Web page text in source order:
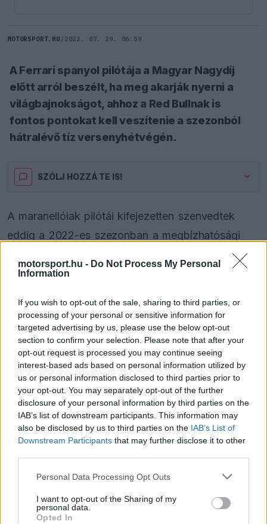
motorsport.hu - Do Not Process My Personal
Information
If you wish to opt-out of the sale, sharing to third parties, or
processing of your personal or sensitive information for
targeted advertising by us, please use the below opt-out
section to confirm your selection. Please note that after your
opt-out request is processed you may continue seeing
interest-based ads based on personal information utilized by
us or personal information disclosed to third parties prior to
your opt-out. You may separately opt-out of the further
disclosure of your personal information by third parties on the
IAB’s list of downstream participants. This information may
also be disclosed by us to third parties on the IAB’s List of
Downstream Participants that may further disclose it to other
Please note that this website/app uses one or more Google
not limited to your visit or usage behaviour. You may click to
grant or deny consent to Google and its third-party tags to
Personal Data Processing Opt Outs
I want to opt-out of the Sharing of my
personal data.
Opted In
MOTORSPORT.HU / 2022. 07. 29. 06:59
A Ferrari spanyol pilótája a Magyar Nagydíj
előtt arról beszélt, ha meg akarják nyerni a
világbajnokságot, ahhoz a Red Bullnak is
fontos pontokat kell veszítenie a szezonból
hátralévő tíz versenyhétvégén.
SZÓLJ HOZZÁ TE IS!
A maranellóiak pilótái kifejezetten szenvedtek
eddig a 2022-es szezonban a megbízhatósági
egyaránt
két alkalommal kényszerült idő előtt feladni
Ha mindez nem lenne elegendő, a versenyzők
többször is egyéni hibákat vétettek, ami
összességében a Red Bull 82 pontos konstruktőri
előnyéhez vezetett, míg az egyéni pontversenyt
Max Verstappen vezeti 63 egységgel Leclerc
előtt.
This
the server or network failed or because the format
is not supported.